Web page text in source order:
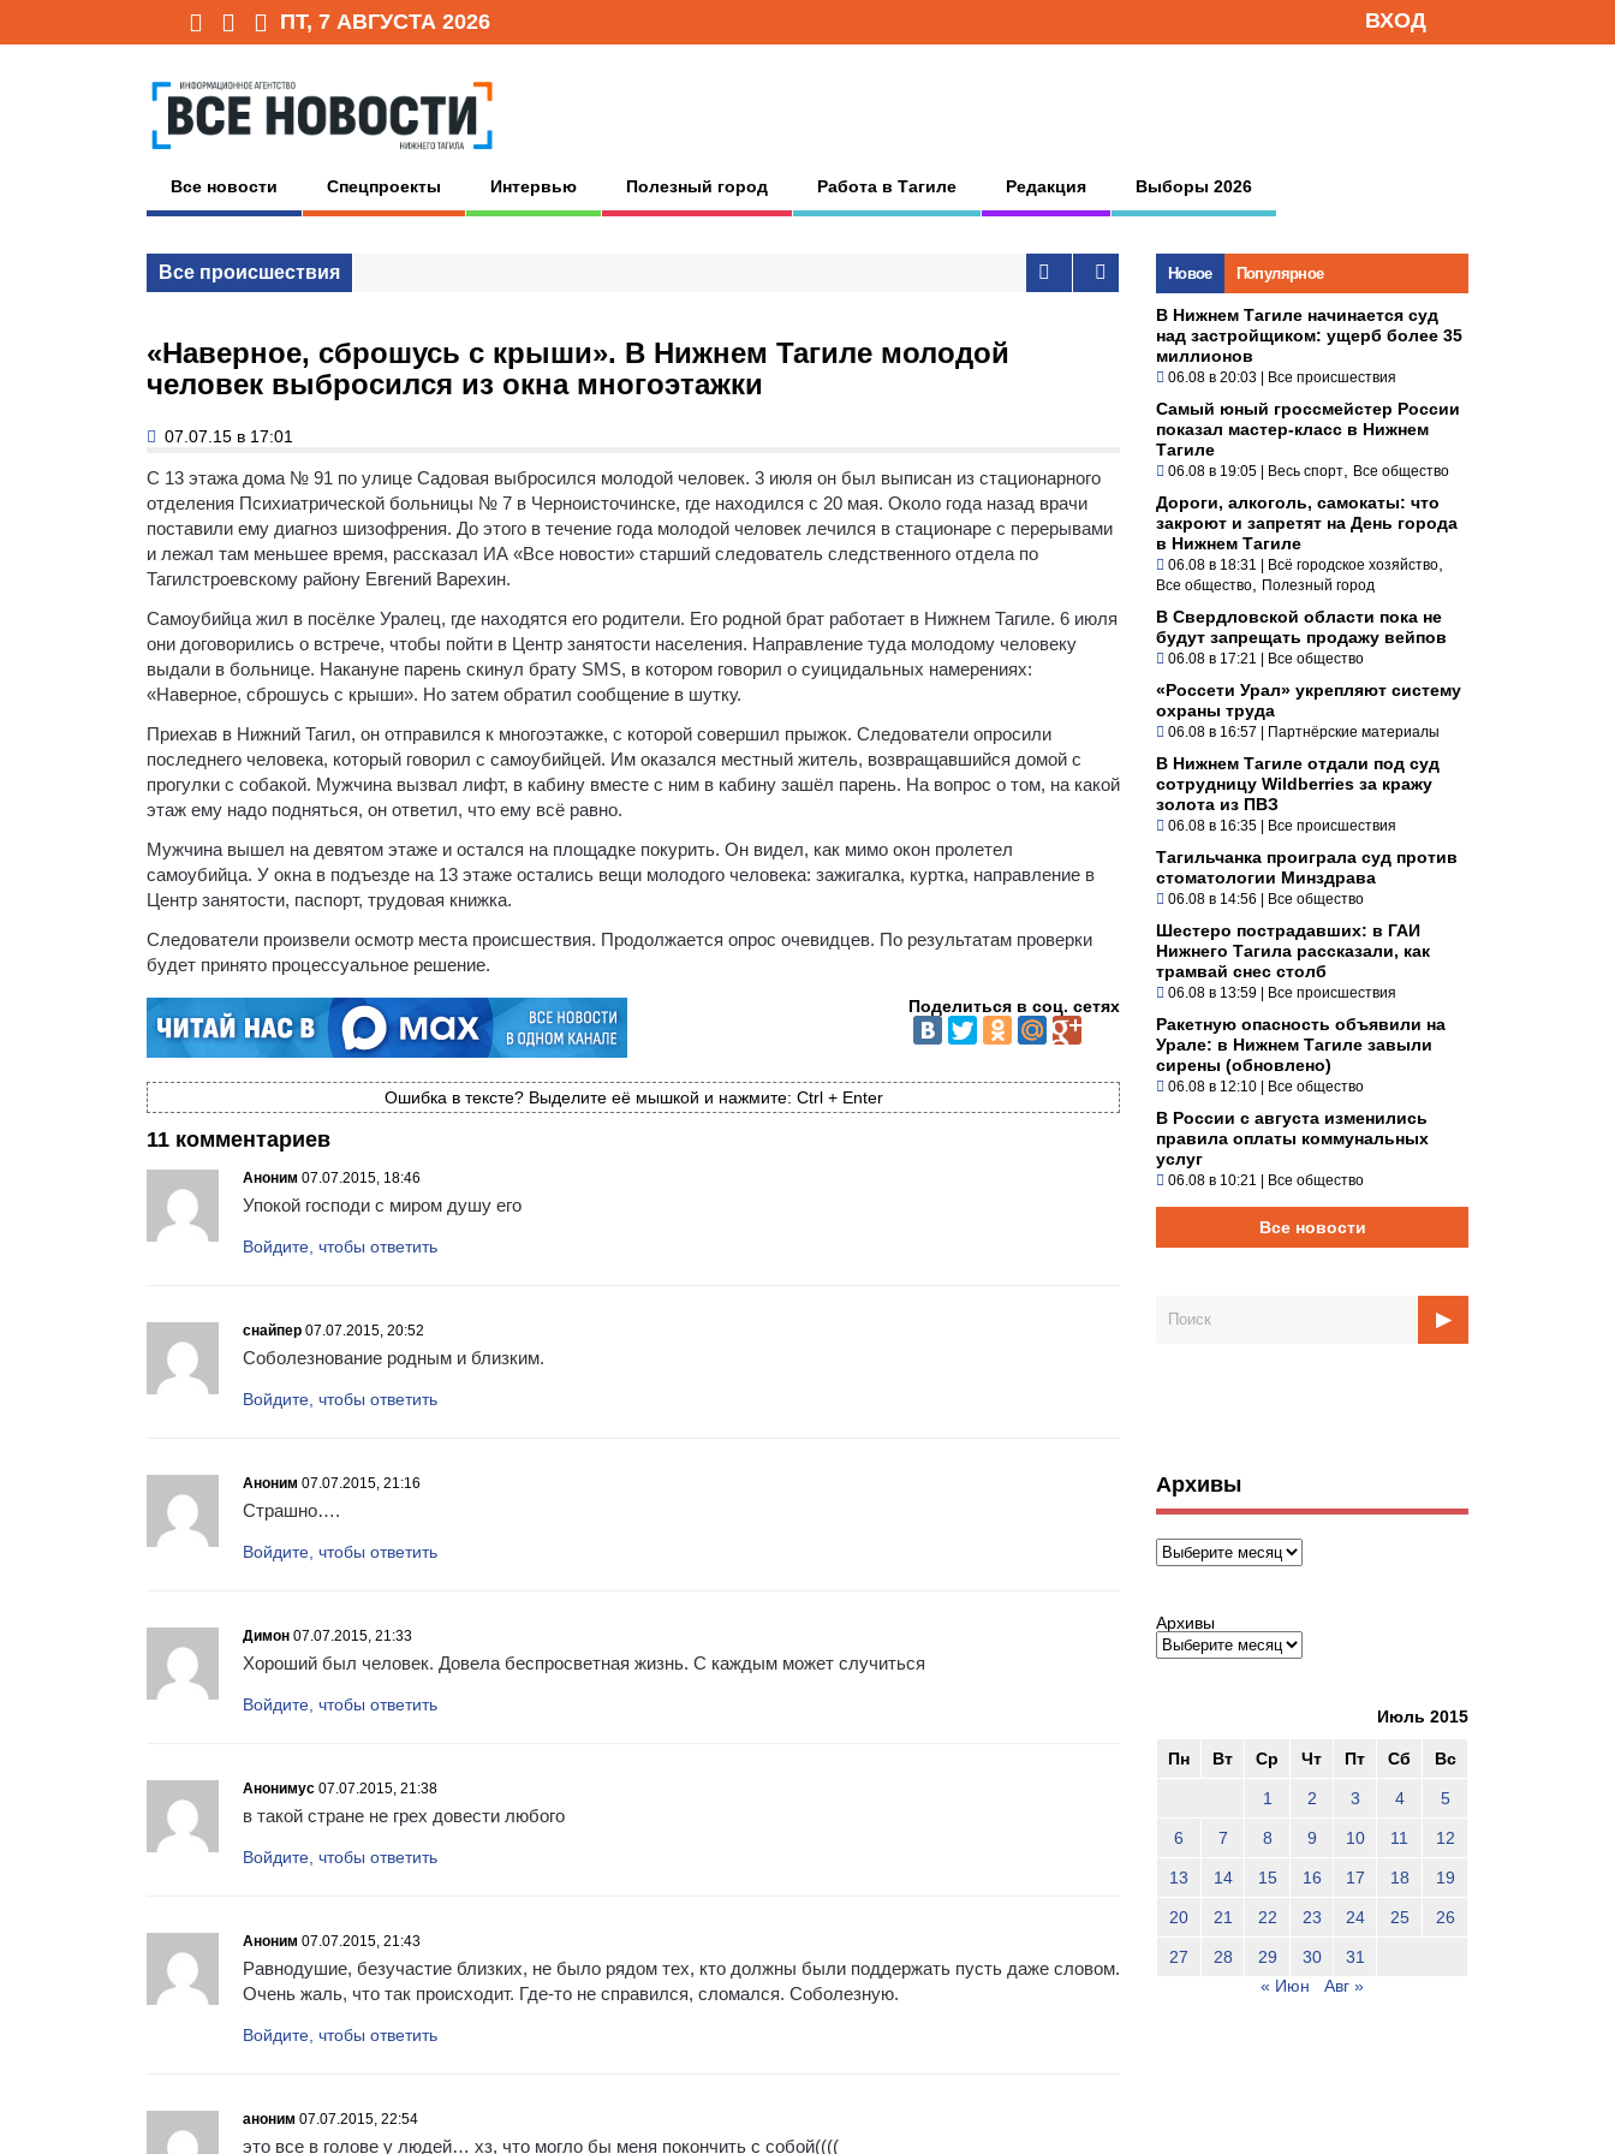
ПТ, 7 АВГУСТА 2026 ВХОД
Все новости Спецпроекты Интервью Полезный город Работа в Тагиле Редакция Выборы 2026
Все происшествия
«Наверное, сброшусь с крыши». В Нижнем Тагиле молодой
человек выбросился из окна многоэтажки
07.07.15 в 17:01
С 13 этажа дома № 91 по улице Садовая выбросился молодой человек. 3 июля он был выписан из стационарного
отделения Психиатрической больницы № 7 в Черноисточинске, где находился с 20 мая. Около года назад врачи
поставили ему диагноз шизофрения. До этого в течение года молодой человек лечился в стационаре с перерывами
и лежал там меньшее время, рассказал ИА «Все новости» старший следователь следственного отдела по
Тагилстроевскому району Евгений Варехин.
Самоубийца жил в посёлке Уралец, где находятся его родители. Его родной брат работает в Нижнем Тагиле. 6 июля
они договорились о встрече, чтобы пойти в Центр занятости населения. Направление туда молодому человеку
выдали в больнице. Накануне парень скинул брату SMS, в котором говорил о суицидальных намерениях:
«Наверное, сброшусь с крыши». Но затем обратил сообщение в шутку.
Приехав в Нижний Тагил, он отправился к многоэтажке, с которой совершил прыжок. Следователи опросили
последнего человека, который говорил с самоубийцей. Им оказался местный житель, возвращавшийся домой с
прогулки с собакой. Мужчина вызвал лифт, в кабину вместе с ним в кабину зашёл парень. На вопрос о том, на какой
этаж ему надо подняться, он ответил, что ему всё равно.
Мужчина вышел на девятом этаже и остался на площадке покурить. Он видел, как мимо окон пролетел
самоубийца. У окна в подъезде на 13 этаже остались вещи молодого человека: зажигалка, куртка, направление в
Центр занятости, паспорт, трудовая книжка.
Следователи произвели осмотр места происшествия. Продолжается опрос очевидцев. По результатам проверки
будет принято процессуальное решение.
Поделиться в соц. сетях
Ошибка в тексте? Выделите её мышкой и нажмите: Ctrl + Enter
11 комментариев
Аноним 07.07.2015, 18:46
Упокой господи с миром душу его
Войдите, чтобы ответить
снайпер 07.07.2015, 20:52
Соболезнование родным и близким.
Войдите, чтобы ответить
Аноним 07.07.2015, 21:16
Страшно….
Войдите, чтобы ответить
Димон 07.07.2015, 21:33
Хороший был человек. Довела беспросветная жизнь. С каждым может случиться
Войдите, чтобы ответить
Анонимус 07.07.2015, 21:38
в такой стране не грех довести любого
Войдите, чтобы ответить
Аноним 07.07.2015, 21:43
Равнодушие, безучастие близких, не было рядом тех, кто должны были поддержать пусть даже словом.
Очень жаль, что так происходит. Где-то не справился, сломался. Соболезную.
Войдите, чтобы ответить
аноним 07.07.2015, 22:54
это все в голове у людей… хз, что могло бы меня покончить с собой((((
Новое Популярное
В Нижнем Тагиле начинается суд
над застройщиком: ущерб более 35
миллионов
06.08 в 20:03 | Все происшествия
Самый юный гроссмейстер России
показал мастер-класс в Нижнем
Тагиле
06.08 в 19:05 | Весь спорт Все общество
Дороги, алкоголь, самокаты: что
закроют и запретят на День города
в Нижнем Тагиле
06.08 в 18:31 | Всё городское хозяйство
Все общество Полезный город
В Свердловской области пока не
будут запрещать продажу вейпов
06.08 в 17:21 | Все общество
«Россети Урал» укрепляют систему
охраны труда
06.08 в 16:57 | Партнёрские материалы
В Нижнем Тагиле отдали под суд
сотрудницу Wildberries за кражу
золота из ПВЗ
06.08 в 16:35 | Все происшествия
Тагильчанка проиграла суд против
стоматологии Минздрава
06.08 в 14:56 | Все общество
Шестеро пострадавших: в ГАИ
Нижнего Тагила рассказали, как
трамвай снес столб
06.08 в 13:59 | Все происшествия
Ракетную опасность объявили на
Урале: в Нижнем Тагиле завыли
сирены (обновлено)
06.08 в 12:10 | Все общество
В России с августа изменились
правила оплаты коммунальных
услуг
06.08 в 10:21 | Все общество
Все новости
Архивы
Архивы
Архивы
Июль 2015
Пн Вт Ср Чт Пт Сб Вс
1 2 3 4 5
6 7 8 9 10 11 12
13 14 15 16 17 18 19
20 21 22 23 24 25 26
27 28 29 30
31
« Июн
Авг »